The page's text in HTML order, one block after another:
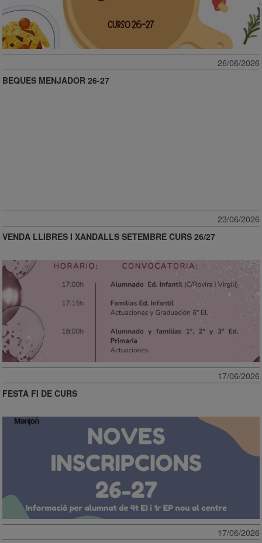
26/06/2026
BEQUES MENJADOR 26-27
23/06/2026
VENDA LLIBRES I XANDALLS SETEMBRE CURS 26/27
17/06/2026
FESTA FI DE CURS
17/06/2026